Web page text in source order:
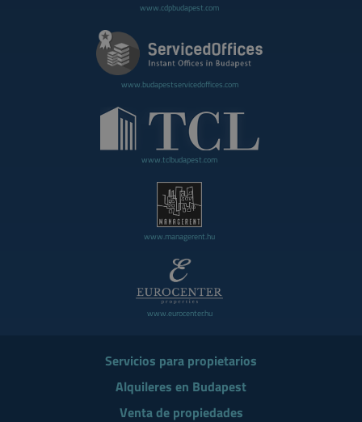
www.cdpbudapest.com
www.budapestservicedoffices.com
www.tclbudapest.com
www.managerent.hu
www.eurocenter.hu
Servicios para propietarios
Alquileres en Budapest
Venta de propiedades